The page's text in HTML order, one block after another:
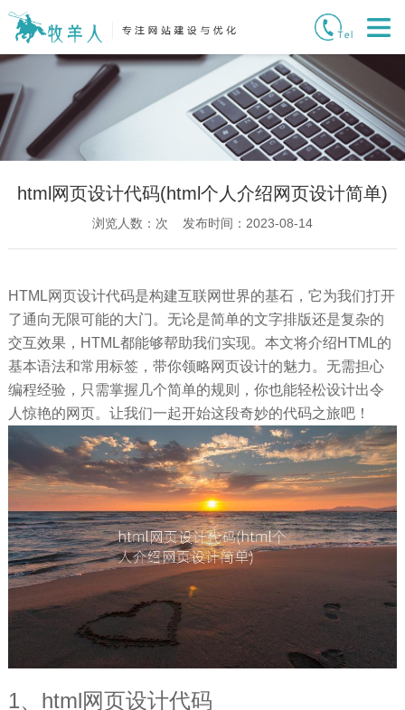
html网页设计代码(html个人介绍网页设计简单)
浏览人数： 次 发布时间：2023-08-14
HTML网页设计代码是构建互联网世界的基石，它为我们打开
了通向无限可能的大门。无论是简单的文字排版还是复杂的
交互效果，HTML都能够帮助我们实现。本文将介绍HTML的
基本语法和常用标签，带你领略网页设计的魅力。无需担心
编程经验，只需掌握几个简单的规则，你也能轻松设计出令
人惊艳的网页。让我们一起开始这段奇妙的代码之旅吧！
1、html网页设计代码